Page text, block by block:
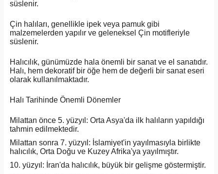
süslenir.
Çin halıları, genellikle ipek veya pamuk gibi
malzemelerden yapılır ve geleneksel Çin motifleriyle
süslenir.
Halıcılık, günümüzde hala önemli bir sanat ve el sanatıdır.
Halı, hem dekoratif bir öğe hem de değerli bir sanat eseri
olarak kullanılmaktadır.
Halı Tarihinde Önemli Dönemler
Milattan önce 5. yüzyıl: Orta Asya'da ilk halıların yapıldığı
tahmin edilmektedir.
Milattan sonra 7. yüzyıl: İslamiyet'in yayılmasıyla birlikte
halıcılık, Orta Doğu ve Kuzey Afrika'ya yayılmıştır.
10. yüzyıl: İran'da halıcılık, büyük bir gelişme göstermiştir.